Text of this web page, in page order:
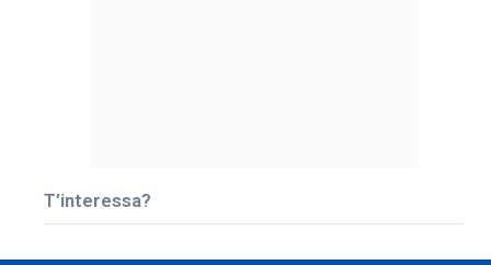
T’interessa?